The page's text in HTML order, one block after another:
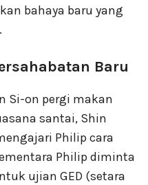
bahaya baru yang
Baru
Si-on pergi makan
santai, Shin
Philip cara
Philip diminta
ujian GED (setara